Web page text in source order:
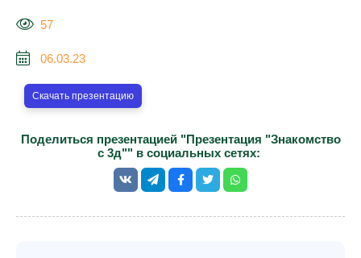
57
06.03.23
Скачать презентацию
Поделиться презентацией "Презентация "Знакомство
с 3д"" в социальных сетях: